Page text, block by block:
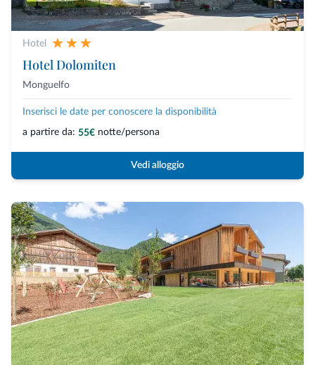
Hotel
Hotel Dolomiten
Monguelfo
Inserisci le date per conoscere la disponibilità
a partire da: 55€ notte/persona
Vedi alloggio